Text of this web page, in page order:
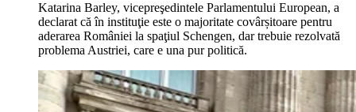
Katarina Barley, vicepreşedintele Parlamentului European, a
declarat că în instituţie este o majoritate covârșitoare pentru
aderarea României la spaţiul Schengen, dar trebuie rezolvată
problema Austriei, care e una pur politică.